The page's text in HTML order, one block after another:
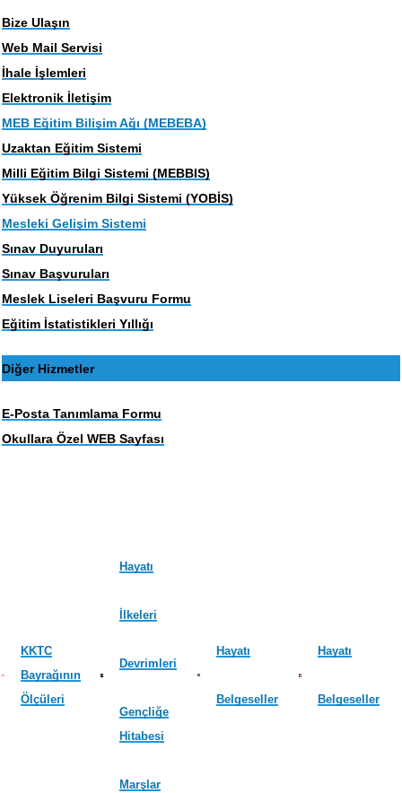
Bize Ulaşın
Web Mail Servisi
İhale İşlemleri
Elektronik İletişim
MEB Eğitim Bilişim Ağı (MEBEBA)
Uzaktan Eğitim Sistemi
Milli Eğitim Bilgi Sistemi (MEBBIS)
Yüksek Öğrenim Bilgi Sistemi (YOBİS)
Mesleki Gelişim Sistemi
Sınav Duyuruları
Sınav Başvuruları
Meslek Liseleri Başvuru Formu
Eğitim İstatistikleri Yıllığı
Diğer Hizmetler
E-Posta Tanımlama Formu
Okullara Özel WEB Sayfası
KKTC
Bayrağının
Ölçüleri
Hayatı
İlkeleri
Devrimleri
Gençliğe
Hitabesi
Marşlar
Hayatı
Belgeseller
Hayatı
Belgeseller